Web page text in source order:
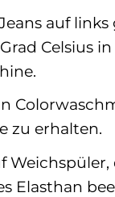
auf
Celsius
zu erhalten.
Weichspüler,
Elasthan